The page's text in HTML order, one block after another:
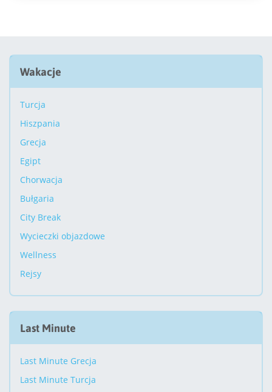
Wakacje
Turcja
Hiszpania
Grecja
Egipt
Chorwacja
Bułgaria
City Break
Wycieczki objazdowe
Wellness
Rejsy
Last Minute
Last Minute Grecja
Last Minute Turcja